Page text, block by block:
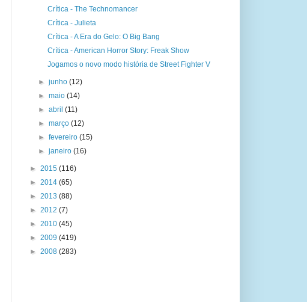
Crítica - The Technomancer
Crítica - Julieta
Crítica - A Era do Gelo: O Big Bang
Crítica - American Horror Story: Freak Show
Jogamos o novo modo história de Street Fighter V
►junho(12)
►maio(14)
►abril(11)
►março(12)
►fevereiro(15)
►janeiro(16)
► 2015 (116)
► 2014 (65)
► 2013 (88)
► 2012 (7)
► 2010 (45)
► 2009 (419)
► 2008 (283)